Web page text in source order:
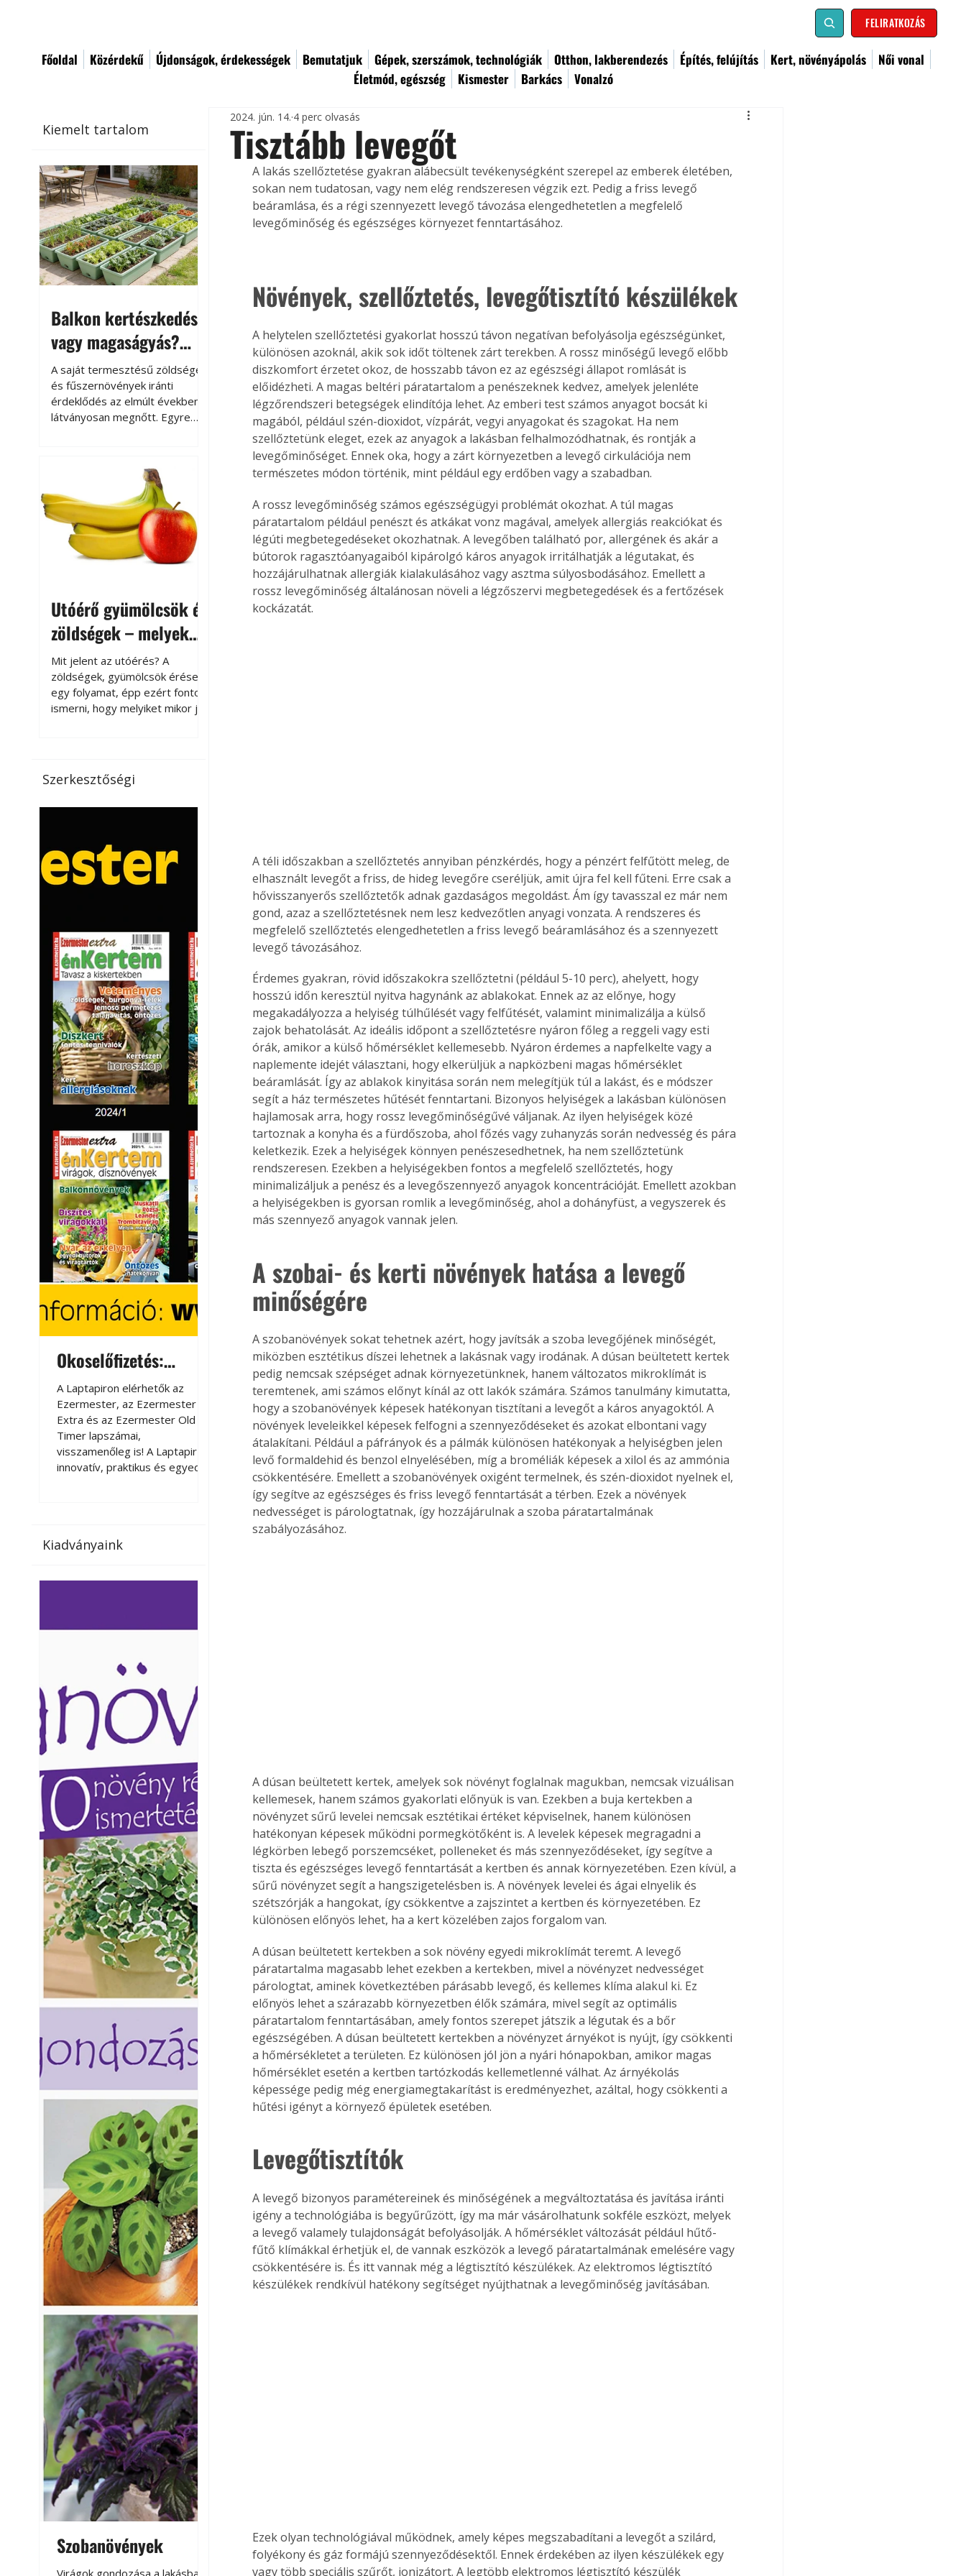
FELIRATKOZÁS
Főoldal Közérdekű Újdonságok, érdekességek Bemutatjuk Gépek, szerszámok, technológiák Otthon, lakberendezés Építés, felújítás Kert, növényápolás
Női vonal
Életmód, egészség
Kismester Barkács Vonalzó
Kiemelt tartalom
Balkon kertészkedés
vagy magaságyás?
Helytakarékos
kertészkedés
A saját termesztésű zöldségek
és fűszernövények iránti
érdeklődés az elmúlt években
látványosan megnőtt. Egyre
kertészkedés sokak számára
kikapcsolódást és feltöltődést
is jelent.
Utóérő gyümölcsök és
zöldségek – melyek
érnek tovább leszedés
után?
Mit jelent az utóérés? A
zöldségek, gyümölcsök érése
egy folyamat, épp ezért fontos
ismerni, hogy melyiket mikor jó
paradicsomot sokszor
gazdasági érettségben, azaz
Utóérik eközben, de nem lesz
olyan ízű, mint amit a saját
kertünkben, biológiai
tárolható h
Szerkesztőségi
Okoselőfizetés:
Ezermester Extra
A Laptapiron elérhetők az
Ezermester, az Ezermester
Extra és az Ezermester Old
Timer lapszámai,
visszamenőleg is! A Laptapir új,
innovatív, praktikus és egyedi
az otthonában, útközben vagy
elérhetők lapszámaink. Bárhol,
Okoselőfizetés
A Laptapiron elérhetők az
Ezermester, az Ezermester
Extra és az Ezermester Old
Timer lapszámai,
visszamenőleg is! A Laptapir új,
innovatív, praktikus és egyedi
megoldás a nyomtatott
magazinok digitális olvasására
számítógépen, okostelefonon
vagy táblagépen. Kényelmesen
Együtt jobban megéri!
Bővebb információ itt!
Együtt jobban megéri! A
könyvek tetszőleges
párosítással kedvezményes
áron, 0 Ft postaköltséggel
megrendelhetők!
Kiadványaink
Szobanövények
Virágoskert: kertben,
teraszon, lakásban
Gyógyító növények: a
természet kincsei az
Tisztább levegőt
2024. jún. 14. 4 perc olvasás
A lakás szellőztetése gyakran alábecsült tevékenységként szerepel az emberek életében,
sokan nem tudatosan, vagy nem elég rendszeresen végzik ezt. Pedig a friss levegő
beáramlása, és a régi szennyezett levegő távozása elengedhetetlen a megfelelő
levegőminőség és egészséges környezet fenntartásához.
Növények, szellőztetés, levegőtisztító készülékek
A helytelen szellőztetési gyakorlat hosszú távon negatívan befolyásolja egészségünket,
különösen azoknál, akik sok időt töltenek zárt terekben. A rossz minőségű levegő előbb
diszkomfort érzetet okoz, de hosszabb távon ez az egészségi állapot romlását is
előidézheti. A magas beltéri páratartalom a penészeknek kedvez, amelyek jelenléte
légzőrendszeri betegségek elindítója lehet. Az emberi test számos anyagot bocsát ki
magából, például szén-dioxidot, vízpárát, vegyi anyagokat és szagokat. Ha nem
szellőztetünk eleget, ezek az anyagok a lakásban felhalmozódhatnak, és rontják a
levegőminőséget. Ennek oka, hogy a zárt környezetben a levegő cirkulációja nem
természetes módon történik, mint például egy erdőben vagy a szabadban.
A rossz levegőminőség számos egészségügyi problémát okozhat. A túl magas
páratartalom például penészt és atkákat vonz magával, amelyek allergiás reakciókat és
légúti megbetegedéseket okozhatnak. A levegőben található por, allergének és akár a
bútorok ragasztóanyagaiból kipárolgó káros anyagok irritálhatják a légutakat, és
hozzájárulhatnak allergiák kialakulásához vagy asztma súlyosbodásához. Emellett a
rossz levegőminőség általánosan növeli a légzőszervi megbetegedések és a fertőzések
kockázatát.
A téli időszakban a szellőztetés annyiban pénzkérdés, hogy a pénzért felfűtött meleg, de
elhasznált levegőt a friss, de hideg levegőre cseréljük, amit újra fel kell fűteni. Erre csak a
hővisszanyerős szellőztetők adnak gazdaságos megoldást. Ám így tavasszal ez már nem
gond, azaz a szellőztetésnek nem lesz kedvezőtlen anyagi vonzata. A rendszeres és
megfelelő szellőztetés elengedhetetlen a friss levegő beáramlásához és a szennyezett
levegő távozásához.
Érdemes gyakran, rövid időszakokra szellőztetni (például 5-10 perc), ahelyett, hogy
hosszú időn keresztül nyitva hagynánk az ablakokat. Ennek az az előnye, hogy
megakadályozza a helyiség túlhűlését vagy felfűtését, valamint minimalizálja a külső
zajok behatolását. Az ideális időpont a szellőztetésre nyáron főleg a reggeli vagy esti
órák, amikor a külső hőmérséklet kellemesebb. Nyáron érdemes a napfelkelte vagy a
naplemente idejét választani, hogy elkerüljük a napközbeni magas hőmérséklet
beáramlását. Így az ablakok kinyitása során nem melegítjük túl a lakást, és e módszer
segít a ház természetes hűtését fenntartani. Bizonyos helyiségek a lakásban különösen
hajlamosak arra, hogy rossz levegőminőségűvé váljanak. Az ilyen helyiségek közé
tartoznak a konyha és a fürdőszoba, ahol főzés vagy zuhanyzás során nedvesség és pára
keletkezik. Ezek a helyiségek könnyen penészesedhetnek, ha nem szellőztetünk
rendszeresen. Ezekben a helyiségekben fontos a megfelelő szellőztetés, hogy
minimalizáljuk a penész és a levegőszennyező anyagok koncentrációját. Emellett azokban
a helyiségekben is gyorsan romlik a levegőminőség, ahol a dohányfüst, a vegyszerek és
más szennyező anyagok vannak jelen.
A szobai- és kerti növények hatása a levegő
minőségére
A szobanövények sokat tehetnek azért, hogy javítsák a szoba levegőjének minőségét,
miközben esztétikus díszei lehetnek a lakásnak vagy irodának. A dúsan beültetett kertek
pedig nemcsak szépséget adnak környezetünknek, hanem változatos mikroklímát is
teremtenek, ami számos előnyt kínál az ott lakók számára. Számos tanulmány kimutatta,
hogy a szobanövények képesek hatékonyan tisztítani a levegőt a káros anyagoktól. A
növények leveleikkel képesek felfogni a szennyeződéseket és azokat elbontani vagy
átalakítani. Például a páfrányok és a pálmák különösen hatékonyak a helyiségben jelen
levő formaldehid és benzol elnyelésében, míg a broméliák képesek a xilol és az ammónia
csökkentésére. Emellett a szobanövények oxigént termelnek, és szén-dioxidot nyelnek el,
így segítve az egészséges és friss levegő fenntartását a térben. Ezek a növények
nedvességet is párologtatnak, így hozzájárulnak a szoba páratartalmának
szabályozásához.
A dúsan beültetett kertek, amelyek sok növényt foglalnak magukban, nemcsak vizuálisan
kellemesek, hanem számos gyakorlati előnyük is van. Ezekben a buja kertekben a
növényzet sűrű levelei nemcsak esztétikai értéket képviselnek, hanem különösen
hatékonyan képesek működni pormegkötőként is. A levelek képesek megragadni a
légkörben lebegő porszemcséket, polleneket és más szennyeződéseket, így segítve a
tiszta és egészséges levegő fenntartását a kertben és annak környezetében. Ezen kívül, a
sűrű növényzet segít a hangszigetelésben is. A növények levelei és ágai elnyelik és
szétszórják a hangokat, így csökkentve a zajszintet a kertben és környezetében. Ez
különösen előnyös lehet, ha a kert közelében zajos forgalom van.
A dúsan beültetett kertekben a sok növény egyedi mikroklímát teremt. A levegő
páratartalma magasabb lehet ezekben a kertekben, mivel a növényzet nedvességet
párologtat, aminek következtében párásabb levegő, és kellemes klíma alakul ki. Ez
előnyös lehet a szárazabb környezetben élők számára, mivel segít az optimális
páratartalom fenntartásában, amely fontos szerepet játszik a légutak és a bőr
egészségében. A dúsan beültetett kertekben a növényzet árnyékot is nyújt, így csökkenti
a hőmérsékletet a területen. Ez különösen jól jön a nyári hónapokban, amikor magas
hőmérséklet esetén a kertben tartózkodás kellemetlenné válhat. Az árnyékolás
képessége pedig még energiamegtakarítást is eredményezhet, azáltal, hogy csökkenti a
hűtési igényt a környező épületek esetében.
Levegőtisztítók
A levegő bizonyos paramétereinek és minőségének a megváltoztatása és javítása iránti
igény a technológiába is begyűrűzött, így ma már vásárolhatunk sokféle eszközt, melyek
a levegő valamely tulajdonságát befolyásolják. A hőmérséklet változását például hűtő-
fűtő klímákkal érhetjük el, de vannak eszközök a levegő páratartalmának emelésére vagy
csökkentésére is. És itt vannak még a légtisztító készülékek. Az elektromos légtisztító
készülékek rendkívül hatékony segítséget nyújthatnak a levegőminőség javításában.
Ezek olyan technológiával működnek, amely képes megszabadítani a levegőt a szilárd,
folyékony és gáz formájú szennyeződésektől. Ennek érdekében az ilyen készülékek egy
vagy több speciális szűrőt, ionizátort. A legtöbb elektromos légtisztító készülék